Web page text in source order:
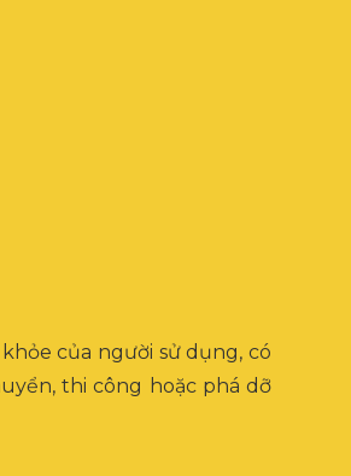
của người sử dụng, có
thi công hoặc phá dỡ